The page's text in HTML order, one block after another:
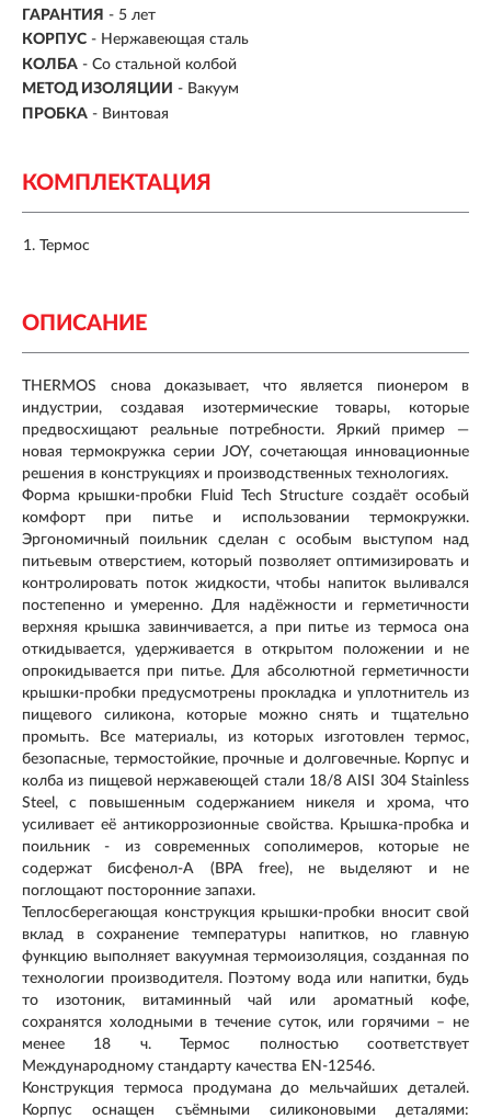
ГАРАНТИЯ - 5 лет
КОРПУС - Нержавеющая сталь
КОЛБА - Со стальной колбой
МЕТОД ИЗОЛЯЦИИ - Вакуум
ПРОБКА - Винтовая
КОМПЛЕКТАЦИЯ
Термос
ОПИСАНИЕ
THERMOS снова доказывает, что является пионером в
индустрии, создавая изотермические товары, которые
предвосхищают реальные потребности. Яркий пример —
новая термокружка серии JOY, сочетающая инновационные
решения в конструкциях и производственных технологиях.
Форма крышки-пробки Fluid Tech Structure создаёт особый
комфорт при питье и использовании термокружки.
Эргономичный поильник сделан с особым выступом над
питьевым отверстием, который позволяет оптимизировать и
контролировать поток жидкости, чтобы напиток выливался
постепенно и умеренно. Для надёжности и герметичности
верхняя крышка завинчивается, а при питье из термоса она
откидывается, удерживается в открытом положении и не
опрокидывается при питье. Для абсолютной герметичности
крышки-пробки предусмотрены прокладка и уплотнитель из
пищевого силикона, которые можно снять и тщательно
промыть. Все материалы, из которых изготовлен термос,
безопасные, термостойкие, прочные и долговечные. Корпус и
колба из пищевой нержавеющей стали 18/8 AISI 304 Stainless
Steel, с повышенным содержанием никеля и хрома, что
усиливает её антикоррозионные свойства. Крышка-пробка и
поильник - из современных сополимеров, которые не
содержат бисфенол-А (BPA free), не выделяют и не
поглощают посторонние запахи.
Теплосберегающая конструкция крышки-пробки вносит свой
вклад в сохранение температуры напитков, но главную
функцию выполняет вакуумная термоизоляция, созданная по
технологии производителя. Поэтому вода или напитки, будь
то изотоник, витаминный чай или ароматный кофе,
сохранятся холодными в течение суток, или горячими – не
менее 18 ч. Термос полностью соответствует
Международному стандарту качества EN-12546.
Конструкция термоса продумана до мельчайших деталей.
Корпус оснащен съёмными силиконовыми деталями: